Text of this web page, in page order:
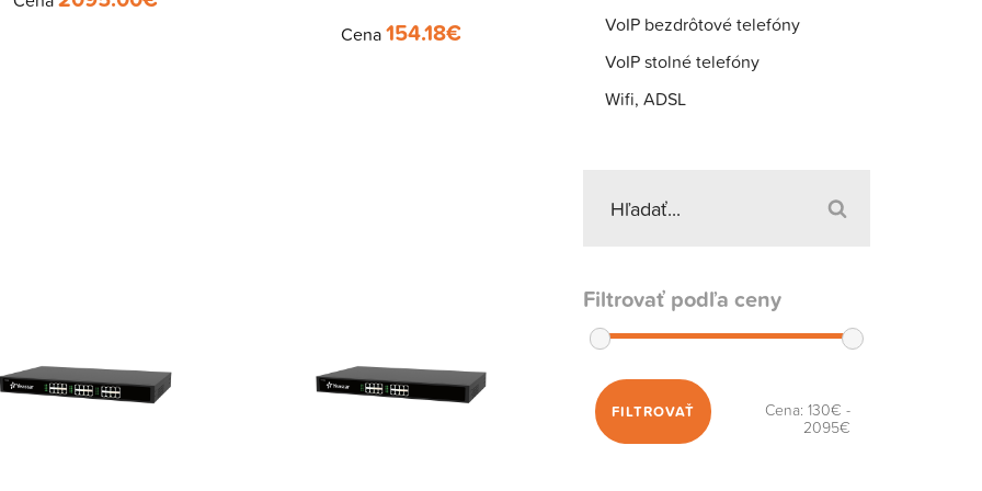
VoIP bezdrôtové telefóny
VoIP stolné telefóny
Wifi, ADSL
Filtrovať podľa ceny
FILTROVAŤ Cena: 130€ -
2095€
Cena154.18€